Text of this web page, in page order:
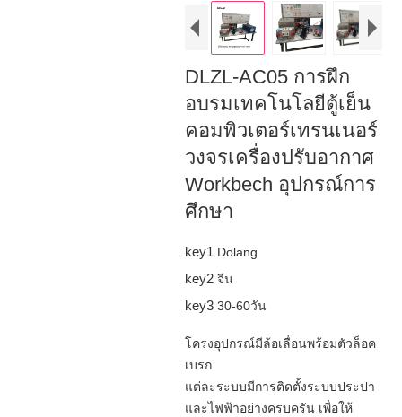
DLZL-AC05 การฝึก
อบรมเทคโนโลยีตู้เย็น
คอมพิวเตอร์เทรนเนอร์
วงจรเครื่องปรับอากาศ
Workbech อุปกรณ์การ
ศึกษา
key1 Dolang
key2 จีน
key3 30-60วัน
โครงอุปกรณ์มีล้อเลื่อนพร้อมตัวล็อค
เบรก
แต่ละระบบมีการติดตั้งระบบประปา
และไฟฟ้าอย่างครบครัน เพื่อให้